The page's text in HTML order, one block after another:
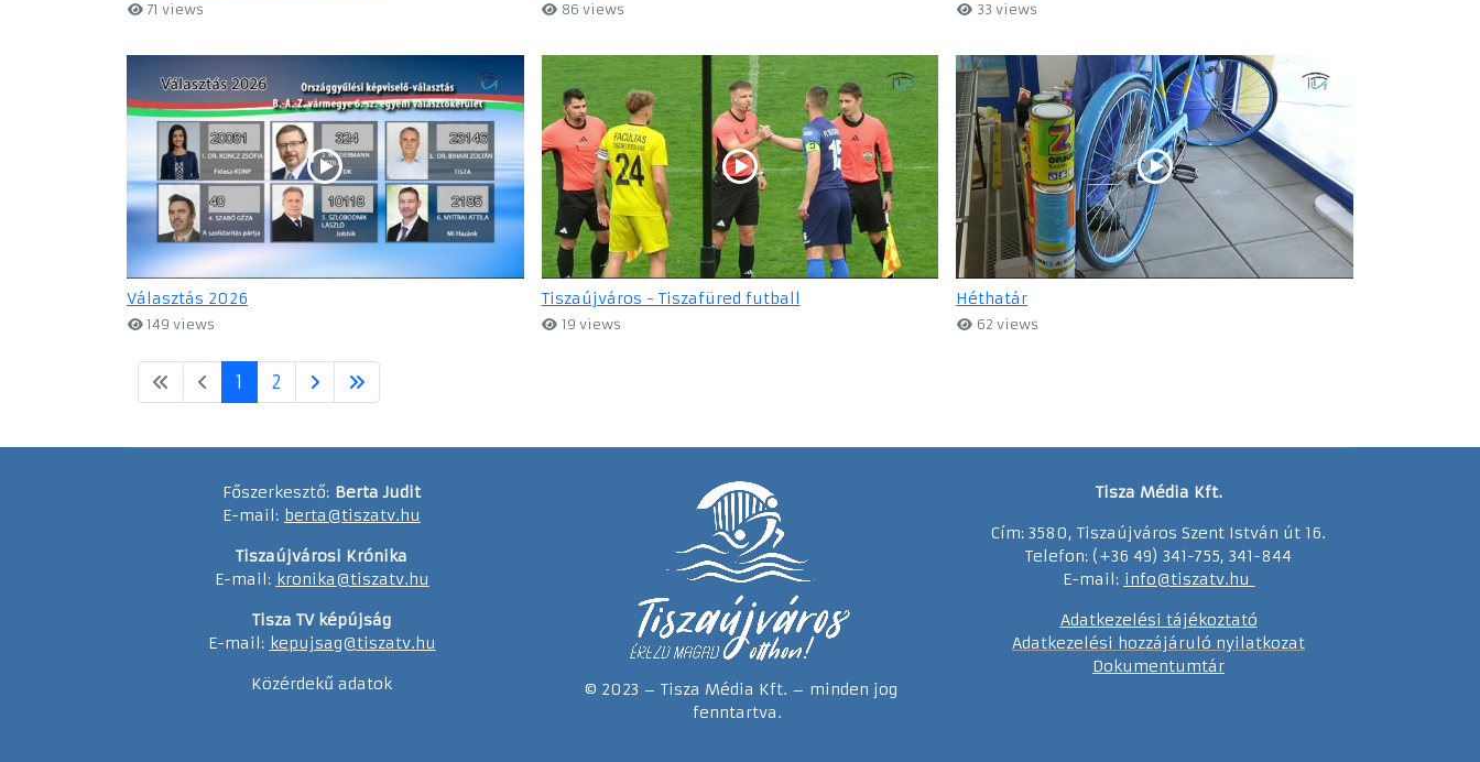
71 views 86 views 33 views
Választás 2026
149 views
Tiszaújváros - Tiszafüred futball
19 views
Héthatár
62 views
1 2
Főszerkesztő: Berta Judit
E-mail: berta@tiszatv.hu
Tiszaújvárosi Krónika
E-mail: kronika@tiszatv.hu
Tisza TV képújság
E-mail: kepujsag@tiszatv.hu
Közérdekű adatok
© 2023 – Tisza Média Kft. – minden jog
fenntartva.
Tisza Média Kft.
Cím: 3580, Tiszaújváros Szent István út 16.
Telefon: (+36 49) 341-755, 341-844
E-mail: info@tiszatv.hu
Adatkezelési tájékoztató
Adatkezelési hozzájáruló nyilatkozat
Dokumentumtár